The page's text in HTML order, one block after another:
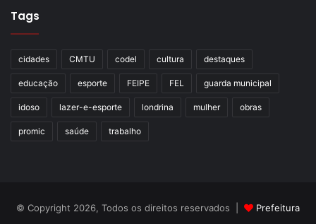
Tags
cidades CMTU codel cultura destaques
educação esporte FEIPE FEL guarda municipal
idoso lazer-e-esporte londrina mulher obras
promic saúde trabalho
© Copyright 2026, Todos os direitos reservados | Prefeitura